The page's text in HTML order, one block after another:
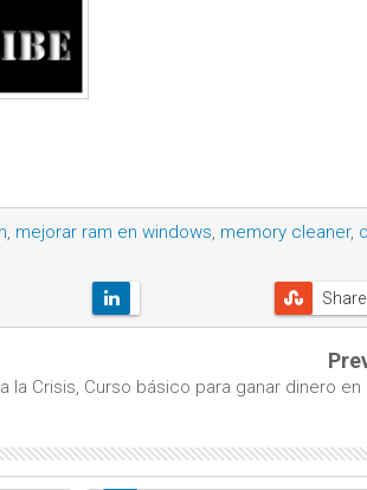
, mejorar ram en windows, memory cleaner,
Share
la Crisis, Curso básico para ganar dinero en